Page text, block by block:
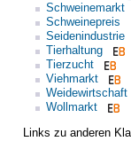
Schweinemarkt
Schweinepreis
Seidenindustrie
Tierhaltung
Tierzucht
Viehmarkt
Weidewirtschaft
Wollmarkt
Links zu anderen